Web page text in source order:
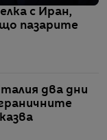
с Иран,
пазарите
два дни